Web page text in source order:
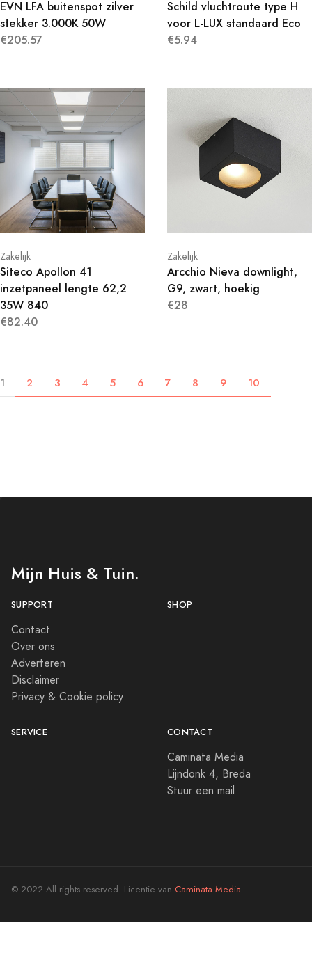
EVN LFA buitenspot zilver
stekker 3.000K 50W
€205.57
Schild vluchtroute type H
voor L-LUX standaard Eco
€5.94
Zakelijk
Siteco Apollon 41
inzetpaneel lengte 62,2
35W 840
€82.40
Zakelijk
Arcchio Nieva downlight,
G9, zwart, hoekig
€28
1 2 3 4 5 6 7 8 9 10
Mijn Huis & Tuin.
SUPPORT
Contact
Over ons
Adverteren
Disclaimer
Privacy & Cookie policy
SHOP
SERVICE CONTACT
Caminata Media
Lijndonk 4, Breda
Stuur een mail
© 2022 All rights reserved. Licentie van Caminata Media